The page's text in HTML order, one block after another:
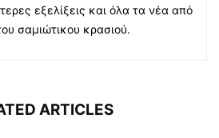
εξελίξεις και όλα τα νέα από
σαμιώτικου κρασιού.
ARTICLES